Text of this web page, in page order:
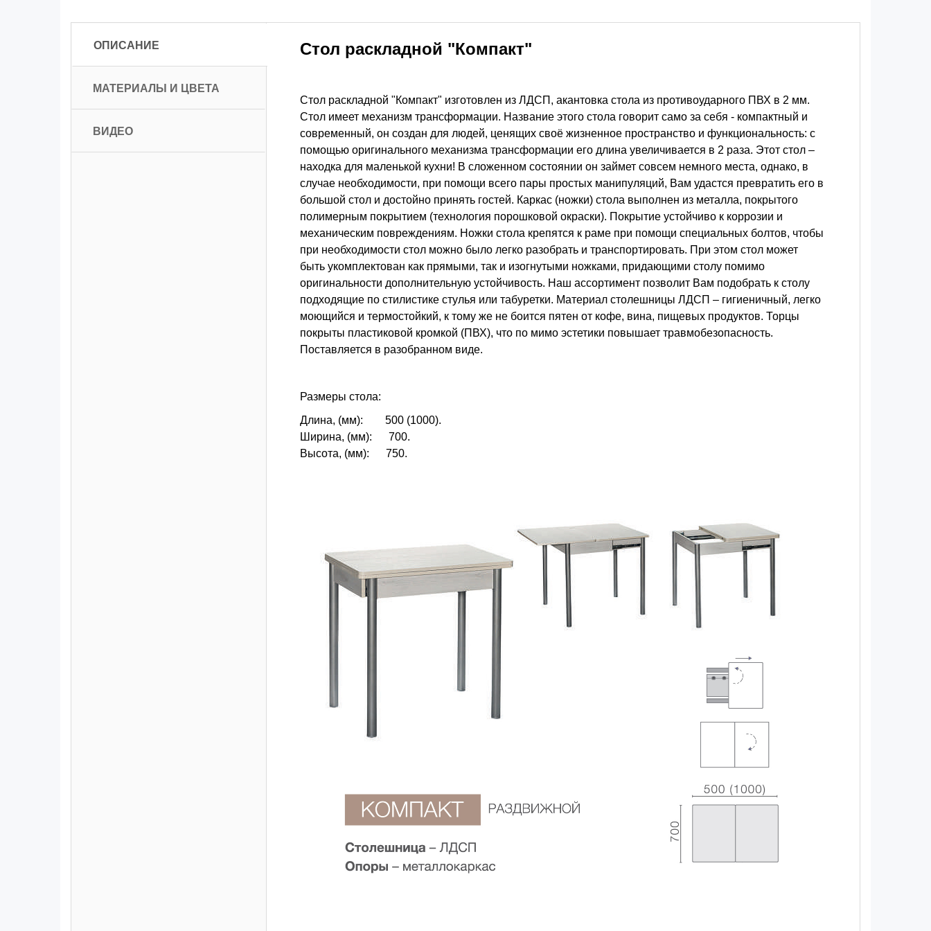
ОПИСАНИЕ
МАТЕРИАЛЫ И ЦВЕТА
ВИДЕО
Стол раскладной "Компакт"
Стол раскладной "Компакт" изготовлен из ЛДСП, акантовка стола из противоударного ПВХ в 2 мм.
Стол имеет механизм трансформации. Название этого стола говорит само за себя - компактный и
современный, он создан для людей, ценящих своё жизненное пространство и функциональность: с
помощью оригинального механизма трансформации его длина увеличивается в 2 раза. Этот стол –
находка для маленькой кухни! В сложенном состоянии он займет совсем немного места, однако, в
случае необходимости, при помощи всего пары простых манипуляций, Вам удастся превратить его в
большой стол и достойно принять гостей. Каркас (ножки) стола выполнен из металла, покрытого
полимерным покрытием (технология порошковой окраски). Покрытие устойчиво к коррозии и
механическим повреждениям. Ножки стола крепятся к раме при помощи специальных болтов, чтобы
при необходимости стол можно было легко разобрать и транспортировать. При этом стол может
быть укомплектован как прямыми, так и изогнутыми ножками, придающими столу помимо
оригинальности дополнительную устойчивость. Наш ассортимент позволит Вам подобрать к столу
подходящие по стилистике стулья или табуретки. Материал столешницы ЛДСП – гигиеничный, легко
моющийся и термостойкий, к тому же не боится пятен от кофе, вина, пищевых продуктов. Торцы
покрыты пластиковой кромкой (ПВХ), что по мимо эстетики повышает травмобезопасность.
Поставляется в разобранном виде.
Размеры стола:
Длина, (мм): 500 (1000).
Ширина, (мм): 700.
Высота, (мм): 750.